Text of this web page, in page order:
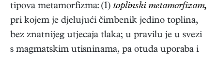
tipova metamorfizma: (1) toplinski metamorfizam,
pri kojem je djelujući čimbenik jedino toplina,
bez znatnijeg utjecaja tlaka; u pravilu je u svezi
s magmatskim utisninama, pa otuda uporaba i